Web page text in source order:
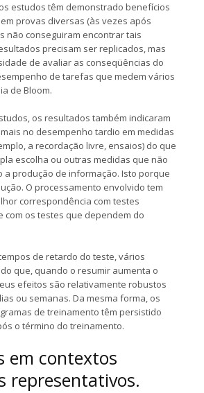
estudos têm demonstrado benefícios
provas diversas (às vezes após
não conseguiram encontrar tais
precisam ser replicados, mas
de avaliar as conseqüências do
de tarefas que medem vários
de Bloom.
os resultados também indicaram
no desempenho tardio em medidas
a recordação livre, ensaios) do que
escolha ou outras medidas que não
a produção de informação. Isto porque
O processamento envolvido tem
correspondência com testes
com os testes que dependem do
de retardo do teste, vários
que, quando o resumir aumenta o
efeitos são relativamente robustos
ou semanas. Da mesma forma, os
de treinamento têm persistido
o término do treinamento.
em contextos
representativos.